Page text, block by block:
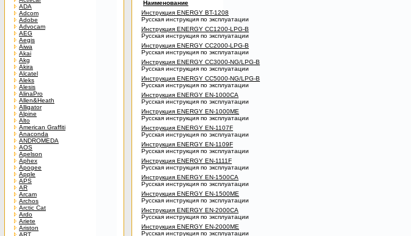
ADA
Adcom
Adobe
Advocam
AEG
Aegis
Aiwa
Akai
Akg
Akira
Alcatel
Aleks
Alesis
AlinaPro
Allen&Heath
Alligator
Alpine
Alto
American Graffiti
Anaconda
ANDROMEDA
AOS
Apelson
Aphex
Apogee
Apple
APS
AR
Arcam
Archos
Arctic Cat
Ardo
Ariete
Ariston
ART
Наименование
Инструкция ENERGY BT-1208
Русская инструкция по эксплуатации
Инструкция ENERGY CC1200-LPG-B
Русская инструкция по эксплуатации
Инструкция ENERGY CC2000-LPG-B
Русская инструкция по эксплуатации
Инструкция ENERGY CC3000-NG/LPG-B
Русская инструкция по эксплуатации
Инструкция ENERGY CC5000-NG/LPG-B
Русская инструкция по эксплуатации
Инструкция ENERGY EN-1000CA
Русская инструкция по эксплуатации
Инструкция ENERGY EN-1000ME
Русская инструкция по эксплуатации
Инструкция ENERGY EN-1107F
Русская инструкция по эксплуатации
Инструкция ENERGY EN-1109F
Русская инструкция по эксплуатации
Инструкция ENERGY EN-1111F
Русская инструкция по эксплуатации
Инструкция ENERGY EN-1500CA
Русская инструкция по эксплуатации
Инструкция ENERGY EN-1500ME
Русская инструкция по эксплуатации
Инструкция ENERGY EN-2000CA
Русская инструкция по эксплуатации
Инструкция ENERGY EN-2000ME
Русская инструкция по эксплуатации